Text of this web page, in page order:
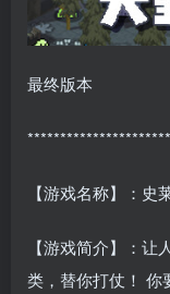
最终版本
【游戏名称】：史
【游戏简介】：
类，替你打仗！ 你